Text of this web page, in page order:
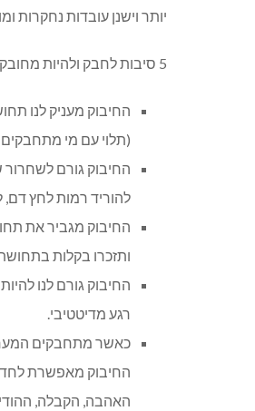
יותר וישנן עובדות נחקרות
5 סיבות לחבק ולהיות מחובק:
החיבוק מעניק לנו
(תלוי עם מי
החיבוק גורם לשחרור
להוריד רמות לחץ
החיבוק מגביר את
ותזכרו בקלות
החיבוק גורם לנו
רגע מדיטטיבי.
כאשר מתחבקים
החיבוק מאפשרת לחדש
האהבה, הקבלה,